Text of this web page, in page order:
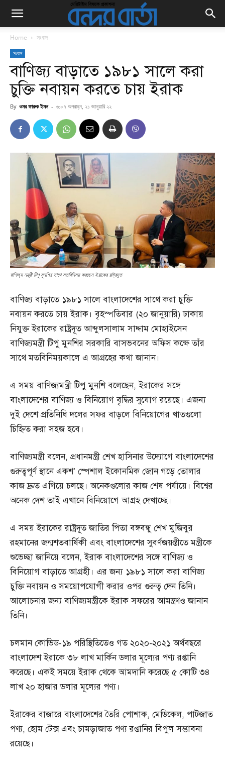
Home সংবাদ
সংবাদ
বাণিজ্য বাড়াতে ১৯৮১ সালে করা
চুক্তি নবায়ন করতে চায় ইরাক
By ওমর ফারুক ইমন - ৬:০৭ অপরাহ্ন, ২১ জানুয়ারি ২২
বাণিজ্য মন্ত্রী টিপু মুনশির সাথে মতবিনিময় করছেন ইরাকের রাষ্ট্রদূত
বাণিজ্য বাড়াতে ১৯৮১ সালে বাংলাদেশের সাথে করা চুক্তি
নবায়ন করতে চায় ইরাক। বৃহস্পতিবার (২০ জানুয়ারি) ঢাকায়
নিযুক্ত ইরাকের রাষ্ট্রদূত আব্দুলসালাম সাদ্দাম মোহাইসেন
বাণিজ্যমন্ত্রী টিপু মুনশির সরকারি বাসভবনের অফিস কক্ষে তাঁর
সাথে মতবিনিময়কালে এ আগ্রহের কথা জানান।
এ সময় বাণিজ্যমন্ত্রী টিপু মুনশি বলেছেন, ইরাকের সঙ্গে
বাংলাদেশের বাণিজ্য ও বিনিয়োগ বৃদ্ধির সুযোগ রয়েছে। এজন্য
দুই দেশে প্রতিনিধি দলের সফর বাড়লে বিনিয়োগের খাতগুলো
চিহ্নিত করা সহজ হবে।
বাণিজ্যমন্ত্রী বলেন, প্রধানমন্ত্রী শেখ হাসিনার উদ্যোগে বাংলাদেশের
গুরুত্বপূর্ণ স্থানে একশ’ স্পেশাল ইকোনমিক জোন গড়ে তোলার
কাজ দ্রুত এগিয়ে চলছে। অনেকগুলোর কাজ শেষ পর্যায়ে। বিশ্বের
অনেক দেশ তাই এখানে বিনিয়োগে আগ্রহ দেখাচ্ছে।
এ সময় ইরাকের রাষ্ট্রদূত জাতির পিতা বঙ্গবন্ধু শেখ মুজিবুর
রহমানের জন্মশতবার্ষিকী এবং বাংলাদেশের সুবর্ণজয়ন্তীতে মন্ত্রীকে
শুভেচ্ছা জানিয়ে বলেন, ইরাক বাংলাদেশের সঙ্গে বাণিজ্য ও
বিনিয়োগ বাড়াতে আগ্রহী। এর জন্য ১৯৮১ সালে করা বাণিজ্য
চুক্তি নবায়ন ও সময়োপযোগী করার ওপর গুরুত্ব দেন তিনি।
আলোচনার জন্য বাণিজ্যমন্ত্রীকে ইরাক সফরের আমন্ত্রণও জানান
তিনি।
চলমান কোভিড-১৯ পরিস্থিতিতেও গত ২০২০-২০২১ অর্থবছরে
বাংলাদেশ ইরাকে ৩৮ লাখ মার্কিন ডলার মূল্যের পণ্য রপ্তানি
করেছে। একই সময়ে ইরাক থেকে আমদানি করেছে ৫ কোটি ৩৪
লাখ ২০ হাজার ডলার মূল্যের পণ্য।
ইরাকের বাজারে বাংলাদেশের তৈরি পোশাক, মেডিকেল, পাটজাত
পণ্য, হোম টেক্স এবং চামড়াজাত পণ্য রপ্তানির বিপুল সম্ভাবনা
রয়েছে।